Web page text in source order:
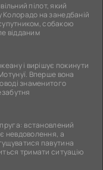
пілот, який
на занедбаній
собакою
відданим
і вирішує покинути
Вперше вона
знаменитого
встановлений
невдоволення, а
павутина
тримати ситуацію